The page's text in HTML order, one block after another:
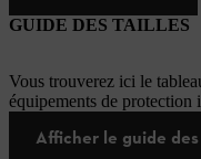
GUIDE DES TAILLES
Vous trouverez ici le
équipements de protection
Afficher le guide